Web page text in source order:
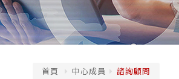
首頁 中心成員 諮詢顧問